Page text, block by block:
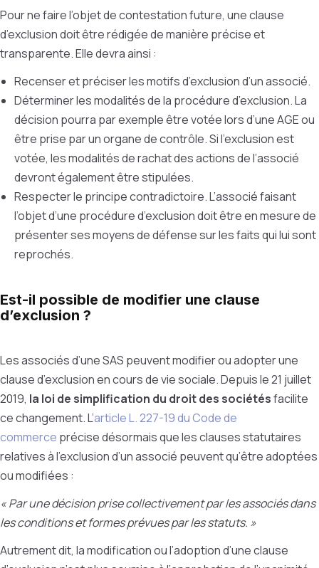
Pour ne faire l’objet de contestation future, une clause
d’exclusion doit être rédigée de manière précise et
transparente. Elle devra ainsi :
Recenser et préciser les motifs d’exclusion d’un associé.
Déterminer les modalités de la procédure d’exclusion. La
décision pourra par exemple être votée lors d’une AGE ou
être prise par un organe de contrôle. Si l’exclusion est
votée, les modalités de rachat des actions de l’associé
devront également être stipulées.
Respecter le principe contradictoire. L’associé faisant
l’objet d’une procédure d’exclusion doit être en mesure de
présenter ses moyens de défense sur les faits qui lui sont
reprochés.
Est-il possible de modifier une clause
d’exclusion ?
Les associés d’une SAS peuvent modifier ou adopter une
clause d’exclusion en cours de vie sociale. Depuis le 21 juillet
2019, la loi de simplification du droit des sociétésfacilite
ce changement. L’article L. 227-19 du Code de
commerce précise désormais que les clauses statutaires
relatives à l’exclusion d’un associé peuvent qu’être adoptées
ou modifiées :
« Par une décision prise collectivement par les associés dans
les conditions et formes prévues par les statuts. »
Autrement dit, la modification ou l’adoption d’une clause